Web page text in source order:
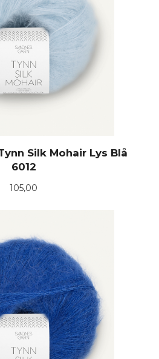
Silk Mohair Lys Blå
6012
Pris
105,00